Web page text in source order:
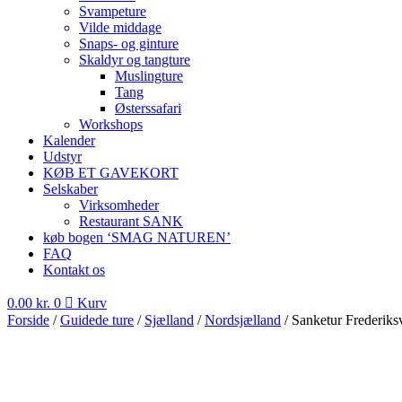
Svampeture
Vilde middage
Snaps- og ginture
Skaldyr og tangture
Muslingture
Tang
Østerssafari
Workshops
Kalender
Udstyr
KØB ET GAVEKORT
Selskaber
Virksomheder
Restaurant SANK
køb bogen ‘SMAG NATUREN’
FAQ
Kontakt os
0.00 kr. 0
Kurv
Forside /Guidede ture / Sjælland /Nordsjælland / Sanketur